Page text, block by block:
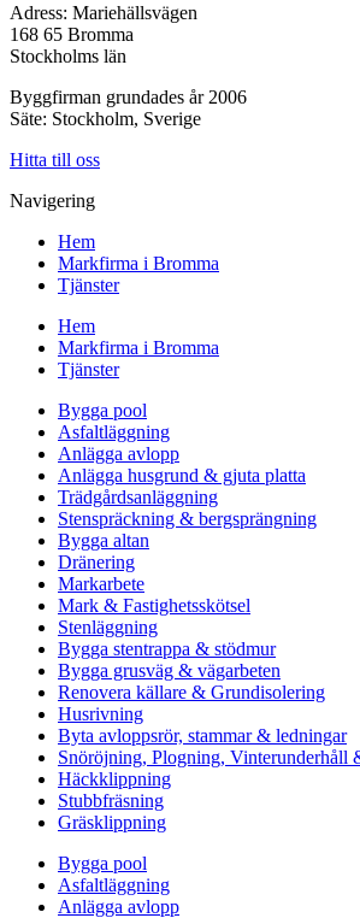
Adress: Mariehällsvägen
168 65 Bromma
Stockholms län
Byggfirman grundades år 2006
Säte: Stockholm, Sverige
Hitta till oss
Navigering
Hem
Markfirma i Bromma
Tjänster
Hem
Markfirma i Bromma
Tjänster
Bygga pool
Asfaltläggning
Anlägga avlopp
Anlägga husgrund & gjuta platta
Trädgårdsanläggning
Stenspräckning & bergsprängning
Bygga altan
Dränering
Markarbete
Mark & Fastighetsskötsel
Stenläggning
Bygga stentrappa & stödmur
Bygga grusväg & vägarbeten
Renovera källare & Grundisolering
Husrivning
Byta avloppsrör, stammar & ledningar
Snöröjning, Plogning, Vinterunderhåll
Häckklippning
Stubbfräsning
Gräsklippning
Bygga pool
Asfaltläggning
Anlägga avlopp